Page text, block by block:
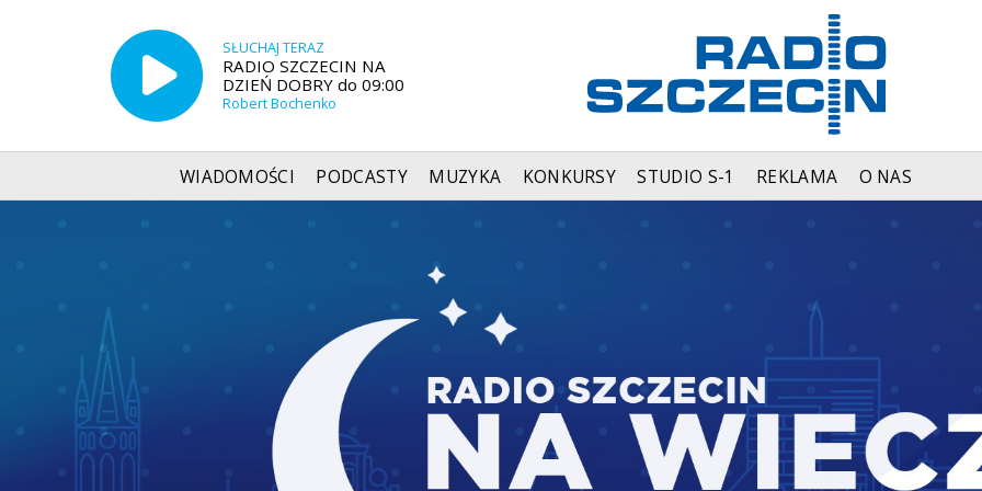
SŁUCHAJ TERAZ
RADIO SZCZECIN NA
DZIEŃ DOBRY do 09:00
Robert Bochenko
WIADOMOŚCI PODCASTY MUZYKA KONKURSY STUDIO S-1 REKLAMA O NAS